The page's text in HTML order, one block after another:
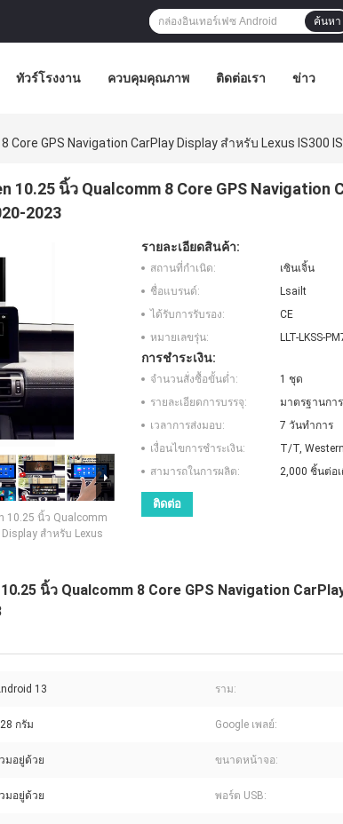
ค้นหา
ทัวร์โรงงาน ควบคุมคุณภาพ ติดต่อเรา ข่าว
Core GPS Navigation CarPlay Display สําหรับ Lexus IS300
10.25 นิ้ว Qualcomm 8 Core GPS Navigation
2023
10.25 นิ้ว Qualcomm
Display สําหรับ Lexus
รายละเอียดสินค้า:
สถานที่กำเนิด:
เซินเจิ้น
ชื่อแบรนด์:
Lsailt
ได้รับการรับรอง:
CE
หมายเลขรุ่น:
LLT-LKSS-
การชำระเงิน:
จำนวนสั่งซื้อขั้นต่ำ:
1 ชุด
รายละเอียดการบรรจุ:
มาตรฐานกา
เวลาการส่งมอบ:
7 วันทำการ
เงื่อนไขการชำระเงิน:
T/T,
สามารถในการผลิต:
2,000 ชิ้นต่อ
ติดต่อ
นิ้ว Qualcomm 8 Core GPS Navigation
13 ราม:
กรัม Google เพลย์:
มอยู่ด้วย ขนาดหน้าจอ:
มอยู่ด้วย พอร์ต USB: